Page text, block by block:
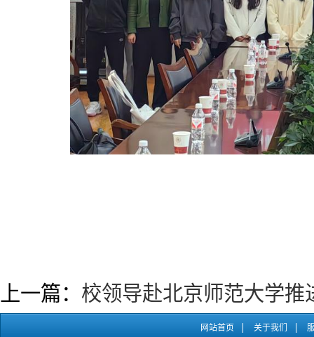
上一篇： 校领导赴北京师范大学推
网站首页 关于我们